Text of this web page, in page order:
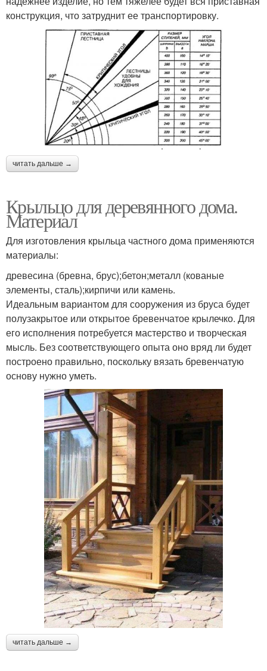
конструкция, что затруднит ее транспортировку.
читать дальше →
Крыльцо для деревянного дома.
Материал
Для изготовления крыльца частного дома применяются
материалы:
древесина (бревна, брус);бетон;металл (кованые
элементы, сталь);кирпичи или камень.
Идеальным вариантом для сооружения из бруса будет
полузакрытое или открытое бревенчатое крылечко. Для
его исполнения потребуется мастерство и творческая
мысль. Без соответствующего опыта оно вряд ли будет
построено правильно, поскольку вязать бревенчатую
основу нужно уметь.
читать дальше →